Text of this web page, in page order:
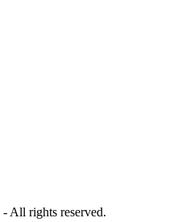
- All rights reserved.